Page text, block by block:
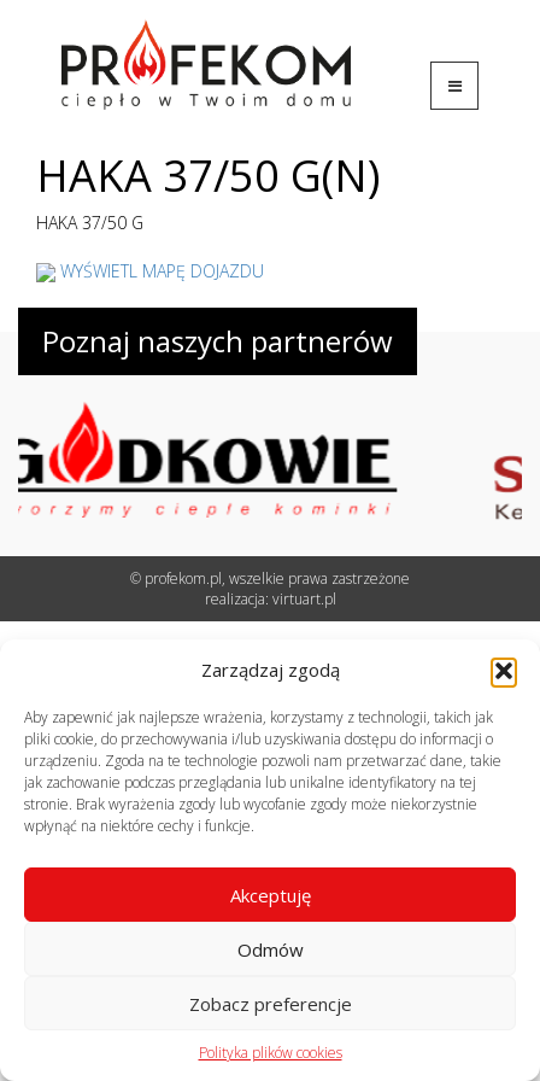
Zarządzaj zgodą
Aby zapewnić jak najlepsze wrażenia, korzystamy z technologii, takich jak
pliki cookie, do przechowywania i/lub uzyskiwania dostępu do informacji o
urządzeniu. Zgoda na te technologie pozwoli nam przetwarzać dane, takie
jak zachowanie podczas przeglądania lub unikalne identyfikatory na tej
stronie. Brak wyrażenia zgody lub wycofanie zgody może niekorzystnie
wpłynąć na niektóre cechy i funkcje.
Akceptuję
Odmów
Zobacz preferencje
Polityka plików cookies
HAKA 37/50 G(N)
HAKA 37/50 G
WYŚWIETL MAPĘ DOJAZDU
Poznaj naszych partnerów
© profekom.pl, wszelkie prawa zastrzeżone
realizacja: virtuart.pl